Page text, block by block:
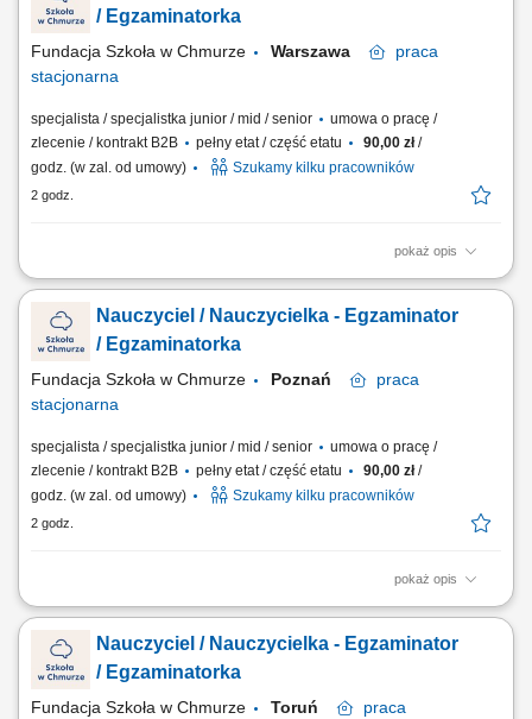
matematyka lub j. angielski) Przygotowywanie planów dostępności,
angażujących materiałów...
/ Egzaminatorka
Fundacja Szkoła w Chmurze Warszawa
praca
stacjonarna
specjalista / specjalistka junior / mid / senior
umowa o pracę /
zlecenie / kontrakt B2B
pełny etat / część etatu 90,00 zł/
godz. (w zal. od umowy)
Szukamy kilku pracowników
2 godz.
pokaż opis
Twój zakres obowiązków: stacjonarne przeprowadzanie egzaminów
ustnych i pisemnych dla uczniów naszej szkoły, dbanie o spokojną i
wspierającą atmosferę podczas egzaminów na żywo, czuwanie nad
prawidłowym przebiegiem egzaminów, uzupełnianie dokumentacji
egzaminacyjnej, współpraca z...
Nauczyciel / Nauczycielka - Egzaminator
/ Egzaminatorka
Fundacja Szkoła w Chmurze Poznań
praca
stacjonarna
specjalista / specjalistka junior / mid / senior
umowa o pracę /
zlecenie / kontrakt B2B
pełny etat / część etatu 90,00 zł/
godz. (w zal. od umowy)
Szukamy kilku pracowników
2 godz.
pokaż opis
Twój zakres obowiązków: stacjonarne przeprowadzanie egzaminów
ustnych i pisemnych dla uczniów naszej szkoły, dbanie o spokojną i
wspierającą atmosferę podczas egzaminów na żywo, czuwanie nad
prawidłowym przebiegiem egzaminów, uzupełnianie dokumentacji
egzaminacyjnej, współpraca z...
Nauczyciel / Nauczycielka - Egzaminator
/ Egzaminatorka
Fundacja Szkoła w Chmurze Toruń
praca